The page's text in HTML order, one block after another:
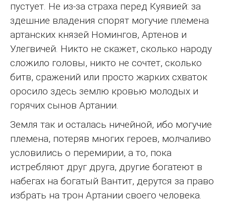
пустует. Не из-за страха перед Куявией: за
здешние владения спорят могучие племена
артанских князей Номингов, Артенов и
Улегвичей. Никто не скажет, сколько народу
сложило головы, никто не сочтет, сколько
битв, сражений или просто жарких схваток
оросило здесь землю кровью молодых и
горячих сынов Артании.
Земля так и осталась ничейной, ибо могучие
племена, потеряв многих героев, молчаливо
условились о перемирии, а то, пока
истребляют друг друга, другие богатеют в
набегах на богатый Вантит, дерутся за право
избрать на трон Артании своего человека.